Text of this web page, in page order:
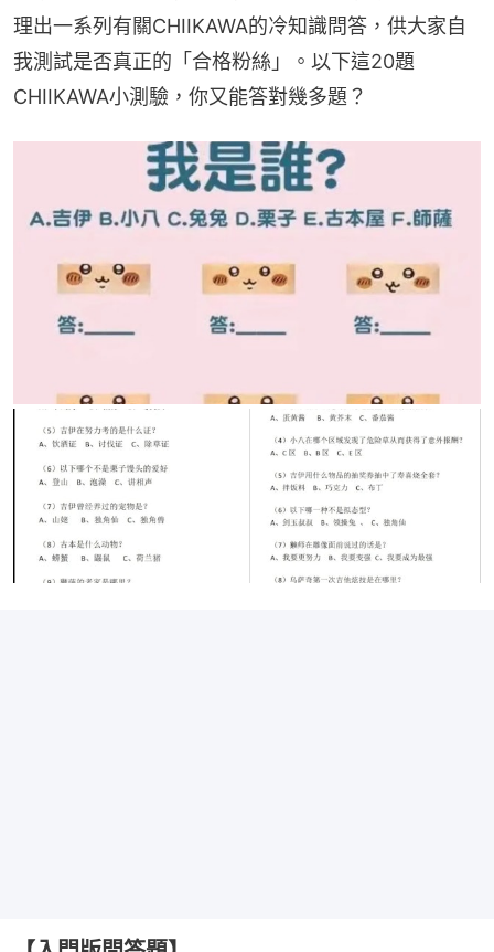
理出一系列有關CHIIKAWA的冷知識問答，供大家自
我測試是否真正的「合格粉絲」。以下這20題
CHIIKAWA小測驗，你又能答對幾多題？